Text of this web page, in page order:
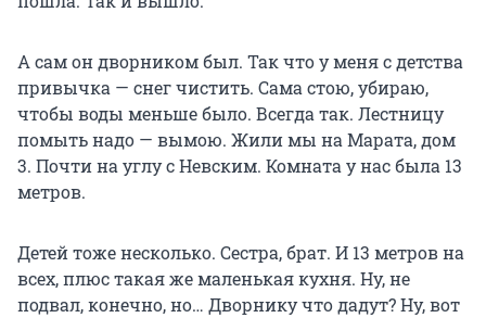
А сам он дворником был. Так что у меня с детства
привычка — снег чистить. Сама стою, убираю,
чтобы воды меньше было. Всегда так. Лестницу
помыть надо — вымою. Жили мы на Марата, дом
3. Почти на углу с Невским. Комната у нас была 13
метров.
Детей тоже несколько. Сестра, брат. И 13 метров на
всех, плюс такая же маленькая кухня. Ну, не
подвал, конечно, но… Дворнику что дадут? Ну, вот